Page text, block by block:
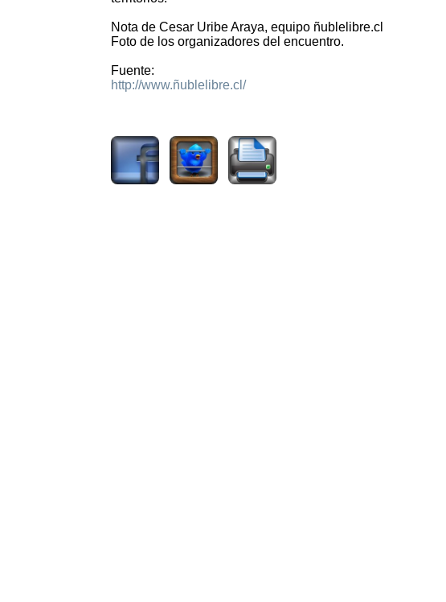
Nota de Cesar Uribe Araya, equipo ñublelibre.cl
Foto de los organizadores del encuentro.
Fuente:
http://www.ñublelibre.cl/